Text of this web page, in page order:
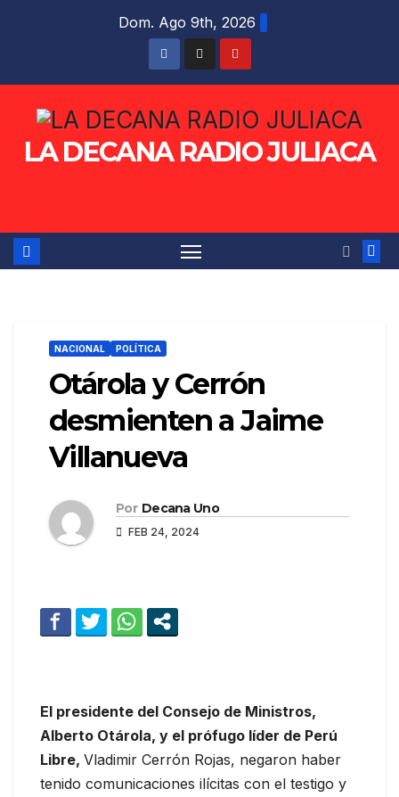
Dom. Ago 9th, 2026
LA DECANA RADIO JULIACA
NACIONAL POLÍTICA
Otárola y Cerrón
desmienten a Jaime
Villanueva
Por Decana Uno
FEB 24, 2024
El presidente del Consejo de Ministros,
Alberto Otárola, y el prófugo líder de Perú
Libre, Vladimir Cerrón Rojas, negaron haber
tenido comunicaciones ilícitas con el testigo y